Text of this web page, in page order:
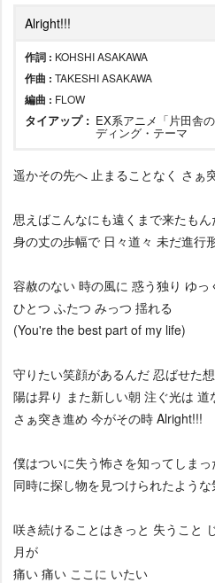
Alright!!!
作詞 : KOHSHI ASAKAWA
作曲 : TAKESHI ASAKAWA
編曲 : FLOW
タイアップ : EX系アニメ「片田舎
ディング・テーマ
遥かその先へ 止まることなく さぁ
思えばこんなにも遠くまで来たもん
身の丈の歩幅で 日々道々 未だ進行
容赦のない 時の風に 惑う独り ゆ
ひとつ ふたつ みっつ 揺れる
(You're the best part of my life)
守りたい笑顔があるんだ 忍ばせた
陽は昇り また新しい朝 注ぐ光は 道
さぁ突き進め 今がその時 Alright!!!
僕はついに失う怖さを知ってしまっ
同時に探し物を見つけられたよう
咲き続けることはきっと 失うこと
月が
痛い 痛い ここに いたい